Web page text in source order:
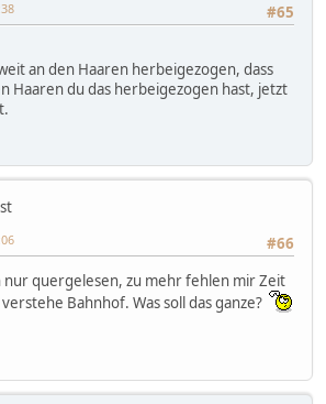
#65
an den Haaren herbeigezogen, dass
Haaren du das herbeigezogen hast, jetzt
#66
nur quergelesen, zu mehr fehlen mir Zeit
Bahnhof. Was soll das ganze?